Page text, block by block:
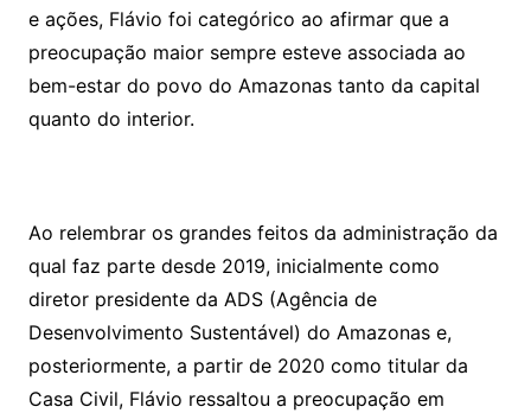
e ações, Flávio foi categórico ao afirmar que a
preocupação maior sempre esteve associada ao
bem-estar do povo do Amazonas tanto da capital
quanto do interior.
Ao relembrar os grandes feitos da administração da
qual faz parte desde 2019, inicialmente como
diretor presidente da ADS (Agência de
Desenvolvimento Sustentável) do Amazonas e,
posteriormente, a partir de 2020 como titular da
Casa Civil, Flávio ressaltou a preocupação em